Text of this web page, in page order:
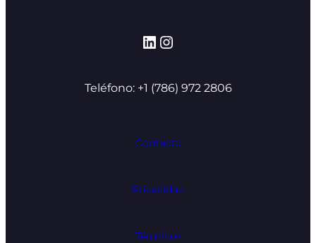
LinkedIn
Instagram
Teléfono: +1 (786) 972 2806
Contacto
Privacidad
Términos